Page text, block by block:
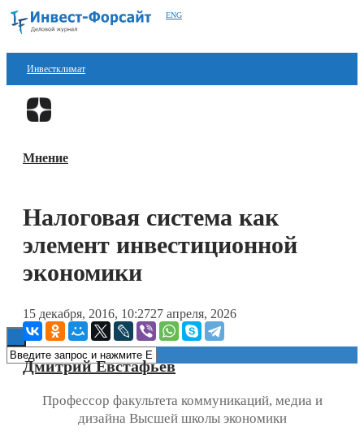
ENG
Инвестклимат
Финансы
Блокчейн
Мнение
Налоговая система как
элемент инвестиционной
экономики
15 декабря, 2016, 10:2727 апреля, 2026
Дмитрий Евстафьев
Профессор факультета коммуникаций, медиа и
дизайна Высшей школы экономики